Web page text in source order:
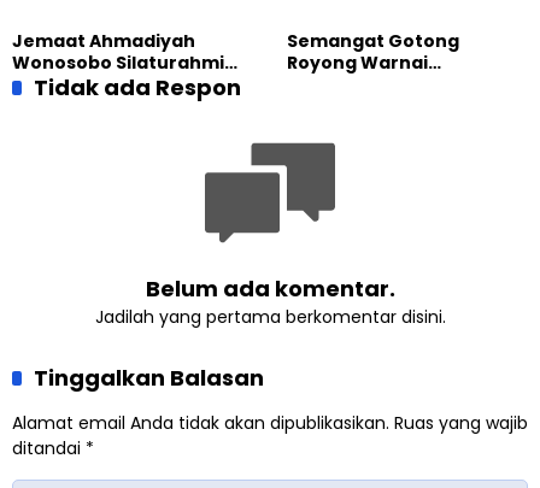
Pendidikan BERLIAN
Besar Universitas
Terbuka
Jemaat Ahmadiyah
Wonosobo Silaturahmi
Hangat dengan Jemaat
Semangat Gotong
Royong Warnai
Tidak ada Respon
Belum ada komentar.
Jadilah yang pertama berkomentar disini.
Tinggalkan Balasan
Alamat email Anda tidak akan dipublikasikan. Ruas yang wajib
ditandai *